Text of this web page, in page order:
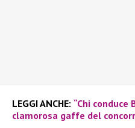
LEGGI ANCHE: “Chi conduce
clamorosa gaffe del